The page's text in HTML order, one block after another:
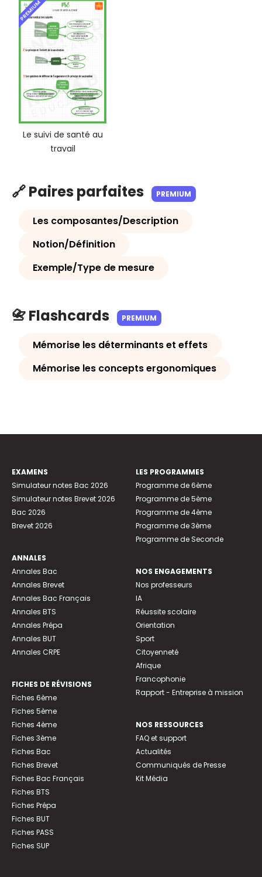
PREMIUM
Le suivi de santé au
travail
🔗 Paires parfaites PREMIUM
Les composantes/Description
Notion/Définition
Exemple/Type de mesure
📇 Flashcards PREMIUM
Mémorise les déterminants et effets
Mémorise les concepts ergonomiques
EXAMENS
Simulateur notes Bac 2026
Simulateur notes Brevet 2026
Bac 2026
Brevet 2026
ANNALES
Annales Bac
Annales Brevet
Annales Bac Français
Annales BTS
Annales Prépa
Annales BUT
Annales CRPE
FICHES DE RÉVISIONS
Fiches 6ème
Fiches 5ème
Fiches 4ème
Fiches 3ème
Fiches Bac
Fiches Brevet
Fiches Bac Français
Fiches BTS
Fiches Prépa
Fiches BUT
Fiches PASS
Fiches SUP
LES PROGRAMMES
Programme de 6ème
Programme de 5ème
Programme de 4ème
Programme de 3ème
Programme de Seconde
NOS ENGAGEMENTS
Nos professeurs
IA
Réussite scolaire
Orientation
Sport
Citoyenneté
Afrique
Francophonie
Rapport - Entreprise à mission
NOS RESSOURCES
FAQ et support
Actualités
Communiqués de Presse
Kit Média